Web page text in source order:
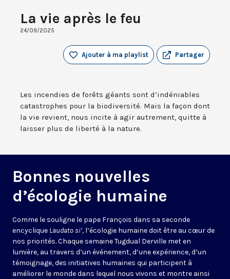
La vie après le feu
24/09/2025
Partager
Ajouter à ma playlist
Les incendies de forêts géants sont d’indéniables
catastrophes pour la biodiversité. Mais la façon dont
la vie revient, nous incite à agir autrement, quitte à
laisser plus de liberté à la nature.
Bonnes nouvelles
d’écologie humaine
Comme le souligne le pape François dans sa seconde
encyclique Laudato si’, l’écologie humaine doit être au cœur de
nos priorités. Chaque semaine Tugdual Derville met en
lumière, au travers d’un événement, d’une expérience, d’un
témoignage, des initiatives humaines qui participent à
améliorer le monde dans lequel nous vivons et montre ainsi